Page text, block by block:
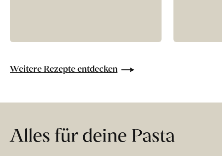
Weitere Rezepte entdecken
Alles für deine Pasta